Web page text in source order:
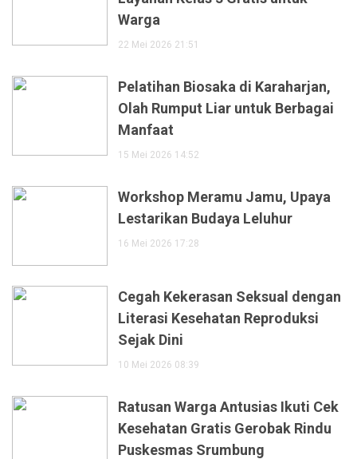
Warga
22 Mei 2026 21:51
Pelatihan Biosaka di Karaharjan,
Olah Rumput Liar untuk Berbagai
Manfaat
15 Mei 2026 14:52
Workshop Meramu Jamu, Upaya
Lestarikan Budaya Leluhur
16 Mei 2026 17:28
Cegah Kekerasan Seksual dengan
Literasi Kesehatan Reproduksi
Sejak Dini
10 Mei 2026 08:39
Ratusan Warga Antusias Ikuti Cek
Kesehatan Gratis Gerobak Rindu
Puskesmas Srumbung